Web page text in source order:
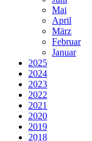
Mai
April
März
Februar
Januar
2025
2024
2023
2022
2021
2020
2019
2018